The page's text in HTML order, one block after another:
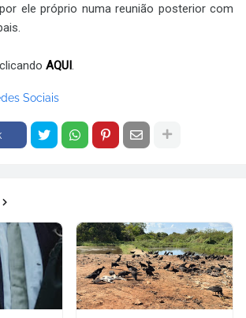
ele próprio numa reunião posterior com
AQUI.
Sociais